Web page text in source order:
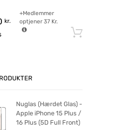
kr.
+Medlemmer
optjener37 Kr.
Nuglas (Hærdet Glas) -
Apple iPhone 15 Plus /
16 Plus (5D Full Front)